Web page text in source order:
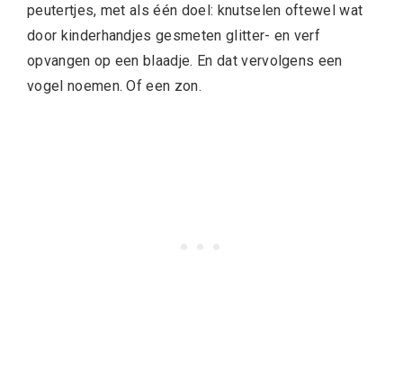
peutertjes, met als één doel: knutselen oftewel wat
door kinderhandjes gesmeten glitter- en verf
opvangen op een blaadje. En dat vervolgens een
vogel noemen. Of een zon.